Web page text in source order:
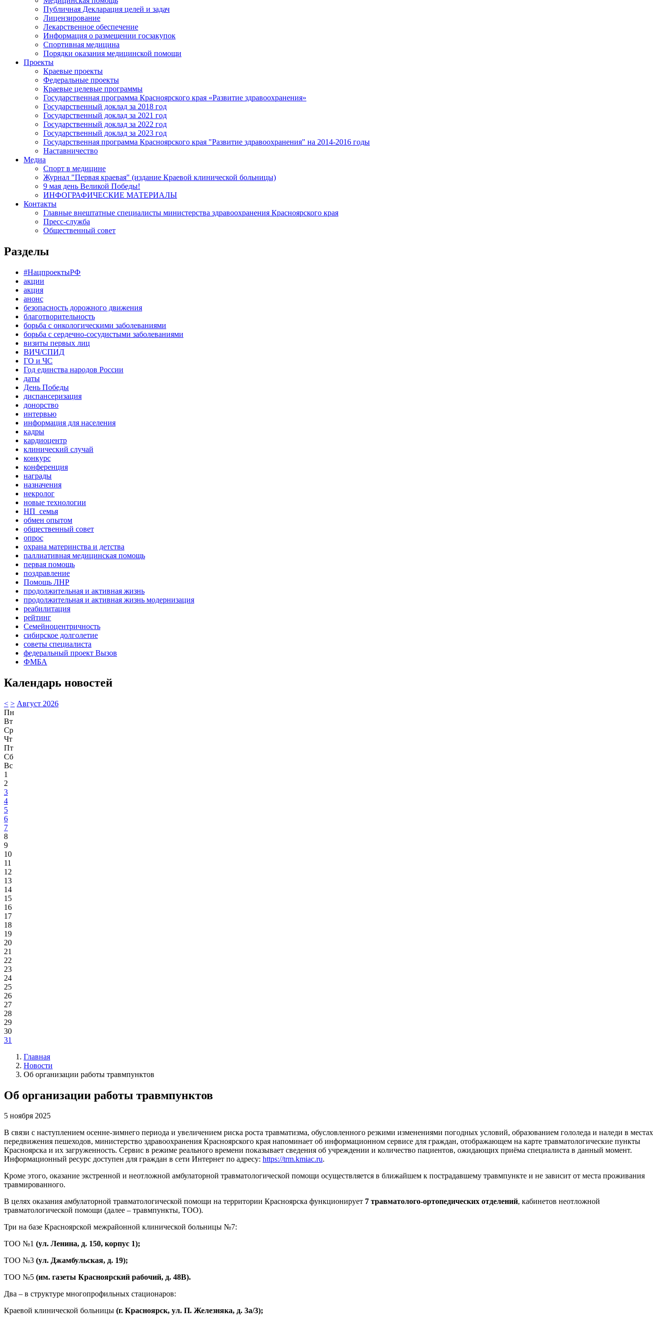
Публичная Декларация целей и задач
Лицензирование
Лекарственное обеспечение
Информация о размещении госзакупок
Спортивная медицина
Порядки оказания медицинской помощи
Проекты
Краевые проекты
Федеральные проекты
Краевые целевые программы
Государственная программа Красноярского края «Развитие здравоохранения»
Государственный доклад за 2018 год
Государственный доклад за 2021 год
Государственный доклад за 2022 год
Государственный доклад за 2023 год
Государственная программа Красноярского края "Развитие здравоохранения" на 2014-2016 годы
Наставничество
Медиа
Спорт в медицине
Журнал "Первая краевая" (издание Краевой клинической больницы)
9 мая день Великой Победы!
ИНФОГРАФИЧЕСКИЕ МАТЕРИАЛЫ
Контакты
Главные внештатные специалисты министерства здравоохранения Красноярского края
Пресс-служба
Общественный совет
Разделы
#НацпроектыРФ
акции
акция
анонс
безопасность дорожного движения
благотворительность
борьба с онкологическими заболеваниями
борьба с сердечно-сосудистыми заболеваниями
визиты первых лиц
ВИЧ/СПИД
ГО и ЧС
Год единства народов России
даты
День Победы
диспансеризация
донорство
интервью
информация для населения
кадры
кардиоцентр
клинический случай
конкурс
конференция
награды
назначения
некролог
новые технологии
НП_семья
обмен опытом
общественный совет
опрос
охрана материнства и детства
паллиативная медицинская помощь
первая помощь
поздравление
Помощь ЛНР
продолжительная и активная жизнь
продолжительная и активная жизнь модернизация
реабилитация
рейтинг
Семейноцентричность
сибирское долголетие
советы специалиста
федеральный проект Вызов
ФМБА
Календарь новостей
< > Август 2026
Пн
Вт
Ср
Чт
Пт
Сб
Вс
1
2
3
4
5
6
7
8
9
10
11
12
13
14
15
16
17
18
19
20
21
22
23
24
25
26
27
28
29
30
31
Главная
Новости
Об организации работы травмпунктов
Об организации работы травмпунктов
5 ноября 2025
В связи с наступлением осенне-зимнего периода и увеличением риска роста травматизма, обусловленного резкими изменениями погодных условий, образованием гололеда и наледи в местах
передвижения пешеходов, министерство здравоохранения Красноярского края напоминает об информационном сервисе для граждан, отображающем на карте травматологические пункты
Красноярска и их загруженность. Сервис в режиме реального времени показывает сведения об учреждении и количество пациентов, ожидающих приёма специалиста в данный момент.
Информационный ресурс доступен для граждан в сети Интернет по адресу: https://trm.kmiac.ru.
Кроме этого, оказание экстренной и неотложной амбулаторной травматологической помощи осуществляется в ближайшем к пострадавшему травмпункте и не зависит от места проживания
травмированного.
В целях оказания амбулаторной травматологической помощи на территории Красноярска функционирует 7 травматолого-ортопедических отделений, кабинетов неотложной
травматологической помощи (далее – травмпункты, ТОО).
Три на базе Красноярской межрайонной клинической больницы №7:
ТОО №1 (ул. Ленина, д. 150, корпус 1);
ТОО №3 (ул. Джамбульская, д. 19);
ТОО №5 (им. газеты Красноярский рабочий, д. 48В).
Два – в структуре многопрофильных стационаров:
Краевой клинической больницы (г. Красноярск, ул. П. Железняка, д. 3а/3);